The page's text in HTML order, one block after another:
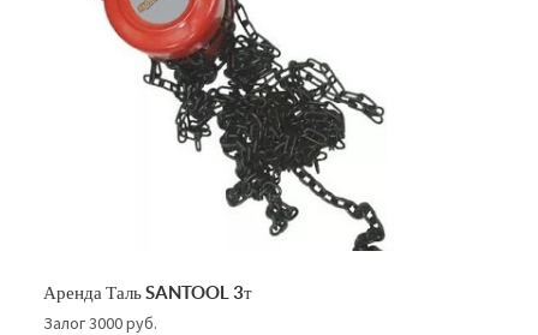
Аренда Таль SANTOOL 3т
Залог 3000 руб.